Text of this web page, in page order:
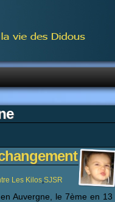
Les Kilos,SJSR
Auvergne, le 7ème en 13